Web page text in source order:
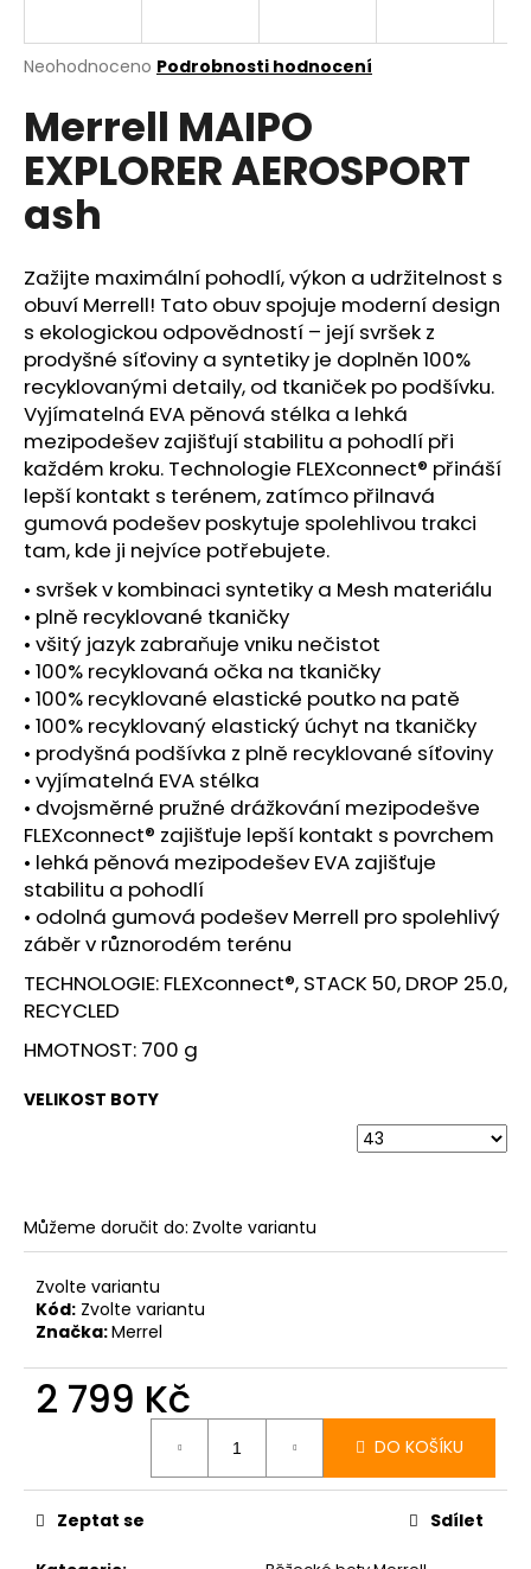
Průměrné
produktu
je
0,0
5
hvězdiček.
Neohodnoceno Podrobnosti hodnocení
Merrell MAIPO
EXPLORER AEROSPORT
ash
Zažijte maximální pohodlí, výkon a udržitelnost s
obuví Merrell! Tato obuv spojuje moderní design
s ekologickou odpovědností – její svršek z
prodyšné síťoviny a syntetiky je doplněn 100%
recyklovanými detaily, od tkaniček po podšívku.
Vyjímatelná EVA pěnová stélka a lehká
mezipodešev zajišťují stabilitu a pohodlí při
každém kroku. Technologie FLEXconnect® přináší
lepší kontakt s terénem, zatímco přilnavá
gumová podešev poskytuje spolehlivou trakci
tam, kde ji nejvíce potřebujete.
• svršek v kombinaci syntetiky a Mesh materiálu
• plně recyklované tkaničky
• všitý jazyk zabraňuje vniku nečistot
• 100% recyklovaná očka na tkaničky
• 100% recyklované elastické poutko na patě
• 100% recyklovaný elastický úchyt na tkaničky
• prodyšná podšívka z plně recyklované síťoviny
• vyjímatelná EVA stélka
• dvojsměrné pružné drážkování mezipodešve
FLEXconnect® zajišťuje lepší kontakt s povrchem
• lehká pěnová mezipodešev EVA zajišťuje
stabilitu a pohodlí
• odolná gumová podešev Merrell pro spolehlivý
záběr v různorodém terénu
TECHNOLOGIE: FLEXconnect®, STACK 50, DROP 25.0,
RECYCLED
HMOTNOST: 700 g
VELIKOST BOTY
Můžeme doručit do: Zvolte variantu
Zvolte variantu
Kód: Zvolte variantu
Značka:Merrel
2 799 Kč
DO KOŠÍKU
Zeptat se Sdílet
j
t
?
HLEDAT
D
o
p
o
r
u
č
u
j
e
m
e
BOTY
CRAFT
NORDLITE
SPEED
2
-
ČERNÁ
5
490
Kč